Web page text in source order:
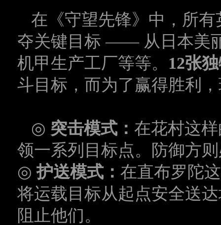
在《守望先锋》中，所
夺关键目标 —— 从日本美
机甲生产工厂等等。 12张
斗目标，而为了赢得胜利
◎ 突击模式： 在花村这
领一系列目标点。防御方
◎ 护送模式： 在直布罗陀
将运载目标从起点安全送
阻止他们。